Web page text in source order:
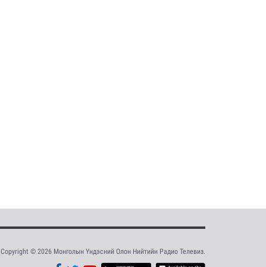
Copyright © 2026 Монголын Үндэсний Олон Нийтийн Радио Телевиз.